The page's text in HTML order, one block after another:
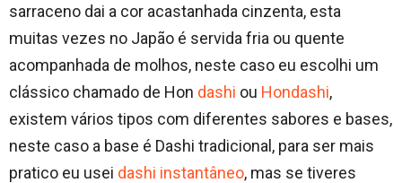
sarraceno dai a cor acastanhada cinzenta, esta
muitas vezes no Japão é servida fria ou quente
acompanhada de molhos, neste caso eu escolhi um
clássico chamado de Hon dashi ou Hondashi,
existem vários tipos com diferentes sabores e bases,
neste caso a base é Dashi tradicional, para ser mais
pratico eu usei dashi instantâneo, mas se tiveres